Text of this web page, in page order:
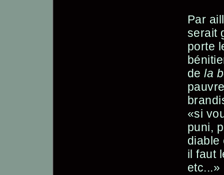
Par
serait
porte
dela
«si
puni,
diable
il faut
etc...»